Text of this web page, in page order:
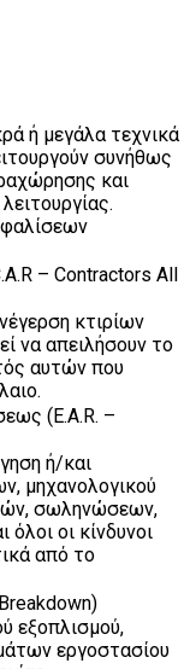
ή μεγάλα τεχνικά
συνήθως
και
– Contractors All
κτιρίων
να απειλήσουν το
αυτών που
(E.A.R. –
ή/και
μηχανολογικού
σωληνώσεων,
οι κίνδυνοι
από το
εξοπλισμού,
εργοστασίου